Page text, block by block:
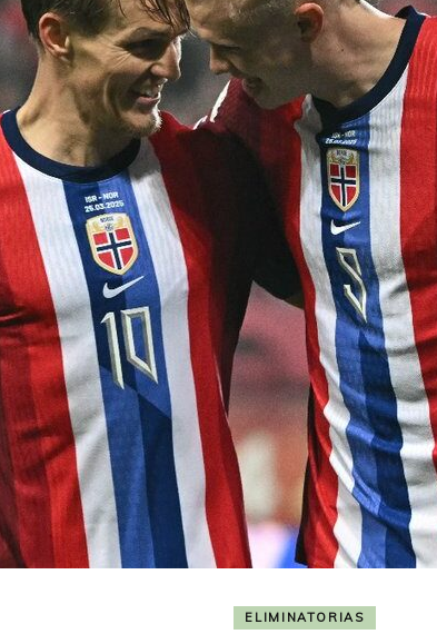
ELIMINATORIAS